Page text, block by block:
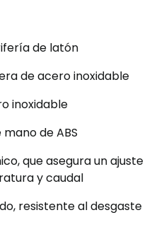
de latón
de acero inoxidable
inoxidable
de ABS
que asegura un ajuste
y caudal
resistente al desgaste